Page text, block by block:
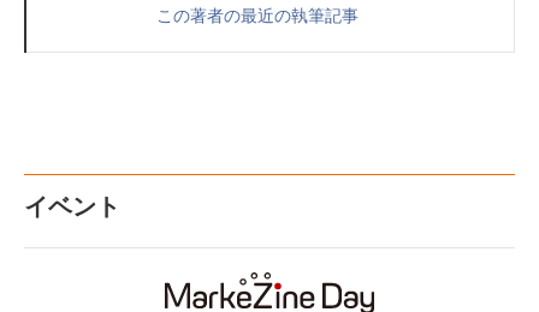
この著者の最近の執筆記事
イベント